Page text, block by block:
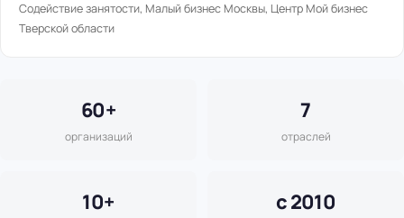
Содействие занятости, Малый бизнес Москвы, Центр Мой бизнес
Тверской области
60+
организаций
7
отраслей
10+ с 2010